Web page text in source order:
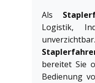
Als
Logistik,
bereitet Sie
Bedienung